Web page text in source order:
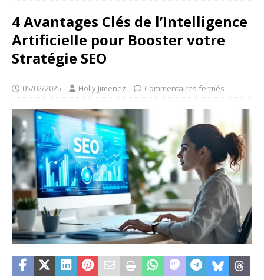
4 Avantages Clés de l’Intelligence
Artificielle pour Booster votre
Stratégie SEO
05/02/2025 Holly Jimenez Commentaires fermés